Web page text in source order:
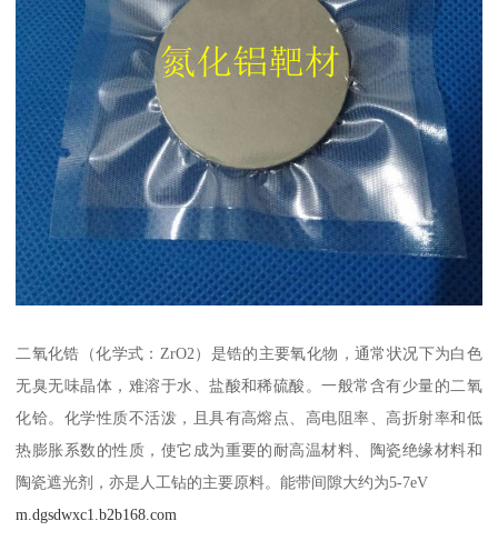
二氧化锆（化学式：ZrO2）是锆的主要氧化物，通常状况下为白色
无臭无味晶体，难溶于水、盐酸和稀硫酸。一般常含有少量的二氧
化铪。化学性质不活泼，且具有高熔点、高电阻率、高折射率和低
热膨胀系数的性质，使它成为重要的耐高温材料、陶瓷绝缘材料和
陶瓷遮光剂，亦是人工钻的主要原料。能带间隙大约为5-7eV
m.dgsdwxc1.b2b168.com